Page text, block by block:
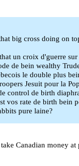
big cross doing on
un croix d'guerre
de bein wealthy
le double plus
Jesuit pour la
control de birth
vos rate de birth bein
pure laine?
Canadian money at